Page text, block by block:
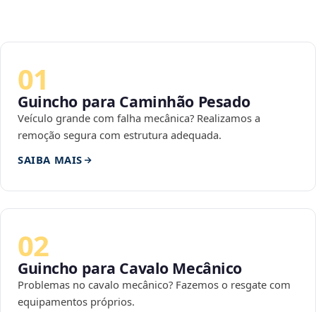
01
Guincho para Caminhão Pesado
Veículo grande com falha mecânica? Realizamos a
remoção segura com estrutura adequada.
SAIBA MAIS
02
Guincho para Cavalo Mecânico
Problemas no cavalo mecânico? Fazemos o resgate com
equipamentos próprios.